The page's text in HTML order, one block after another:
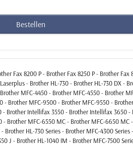
Bestellen
Fax 8200 P - Brother Fax 8250 P - Brother
- Brother HL-730 - Brother HL-730 DX -
MFC-4450 - Brother MFC-4550 - Brother
Brother MFC-9500 - Brother MFC-9550 -
Brother Intellifax 3550 - Brother Intellifax 3650
- Brother MFC-6550 MC - Brother MFC-6650
HL-730 Series - Brother MFC-4300
J - Brother HL-1040 IM - Brother MFC-7500